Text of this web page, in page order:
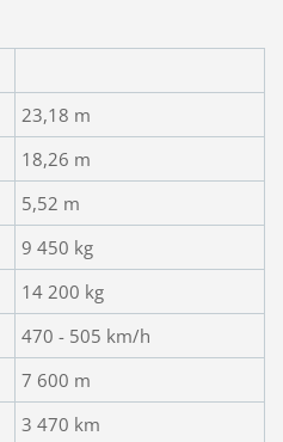
23,18 m
18,26 m
5,52 m
9 450 kg
14 200 kg
470 - 505 km/h
7 600 m
3 470 km